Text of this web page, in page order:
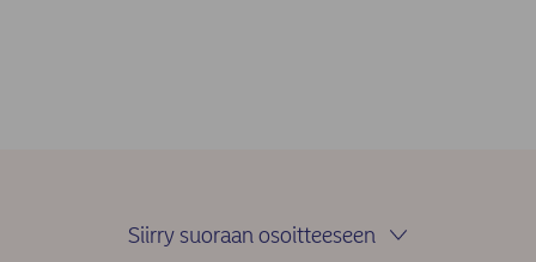
Siirry suoraan osoitteeseen